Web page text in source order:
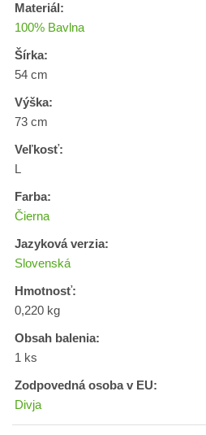
Materiál:
100% Bavlna
Šírka:
54 cm
Výška:
73 cm
Veľkosť:
L
Farba:
Čierna
Jazyková verzia:
Slovenská
Hmotnosť:
0,220 kg
Obsah balenia:
1 ks
Zodpovedná osoba v EU:
Divja